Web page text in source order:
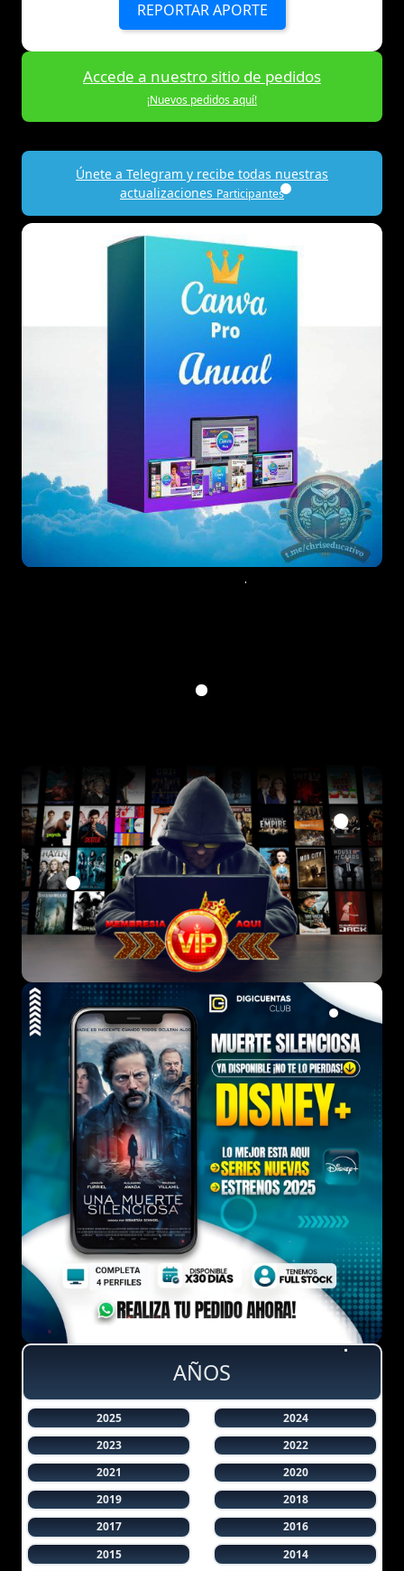
REPORTAR APORTE
Accede a nuestro sitio de pedidos
¡Nuevos pedidos aquí!
Únete a Telegram y recibe todas nuestras
actualizaciones Participantes
AÑOS
2025
2024
2023
2022
2021
2020
2019
2018
2017
2016
2015
2014